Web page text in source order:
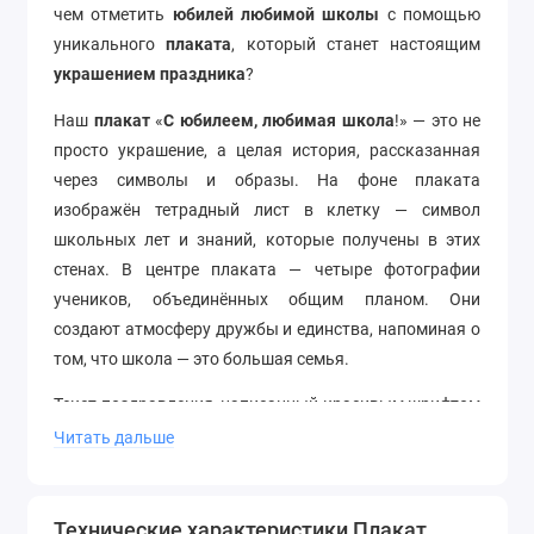
чем отметить юбилей любимой школы с помощью
уникальногоплаката, который станет настоящим
украшением праздника?
Наш плакат «С юбилеем, любимая школа!» — это не
просто украшение, а целая история, рассказанная
через символы и образы. На фоне плаката
изображён тетрадный лист в клетку — символ
школьных лет и знаний, которые получены в этих
стенах. В центре плаката — четыре фотографии
учеников, объединённых общим планом. Они
создают атмосферу дружбы и единства, напоминая о
том, что школа — это большая семья.
Текст поздравления, написанный красивым шрифтом
и украшенный школьной атрибутикой — книгами,
элементом декора. Он будет радовать глаз и
Читать дальше